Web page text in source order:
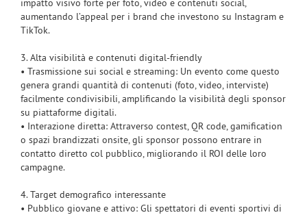
impatto visivo forte per foto, video e contenuti social,
aumentando l’appeal per i brand che investono su Instagram e
TikTok.
3. Alta visibilità e contenuti digital-friendly
• Trasmissione sui social e streaming: Un evento come questo
genera grandi quantità di contenuti (foto, video, interviste)
facilmente condivisibili, amplificando la visibilità degli sponsor
su piattaforme digitali.
• Interazione diretta: Attraverso contest, QR code, gamification
o spazi brandizzati onsite, gli sponsor possono entrare in
contatto diretto col pubblico, migliorando il ROI delle loro
campagne.
4. Target demografico interessante
• Pubblico giovane e attivo: Gli spettatori di eventi sportivi di